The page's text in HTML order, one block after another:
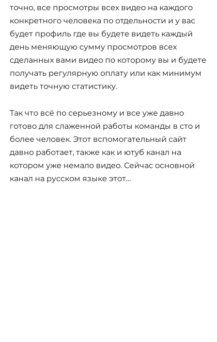
точно, все просмотры всех видео на каждого
конкретного человека по отдельности и у вас
будет профиль где вы будете видеть каждый
день меняющую сумму просмотров всех
сделанных вами видео по которому вы и будете
получать регулярную оплату или как минимум
видеть точную статистику.
Так что всё по серьезному и все уже давно
готово для слаженной работы команды в сто и
более человек. Этот вспомогательный сайт
давно работает, также как и ютуб канал на
котором уже немало видео. Сейчас основной
канал на русском языке этот…